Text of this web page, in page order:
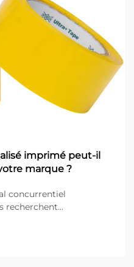
imprimé peut-il
marque ?
concurrentiel
recherchent
marketing souvent